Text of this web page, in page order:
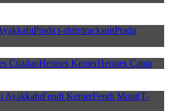
Prada t-shirt/tracksuitPrada
CüzdanHermes KemerHermes Çanta
AyakkabıFendi KemerFendi Mont(T-